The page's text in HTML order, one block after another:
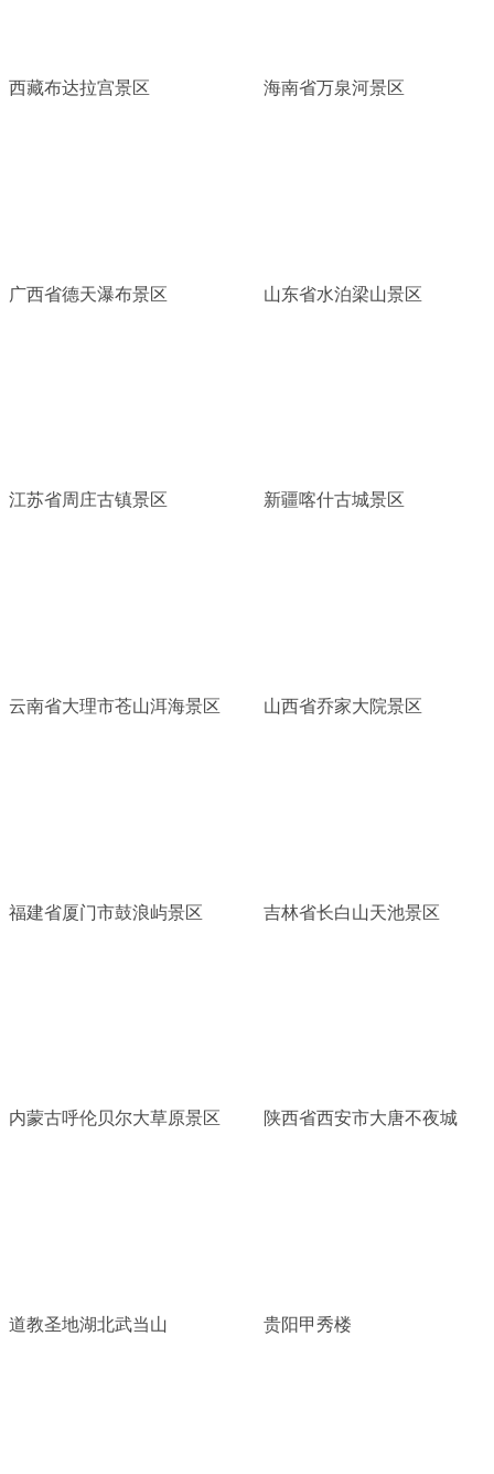
西藏布达拉宫景区 海南省万泉河景区
广西省德天瀑布景区 山东省水泊梁山景区
江苏省周庄古镇景区 新疆喀什古城景区
云南省大理市苍山洱海景区 山西省乔家大院景区
福建省厦门市鼓浪屿景区 吉林省长白山天池景区
内蒙古呼伦贝尔大草原景区 陕西省西安市大唐不夜城
道教圣地湖北武当山 贵阳甲秀楼